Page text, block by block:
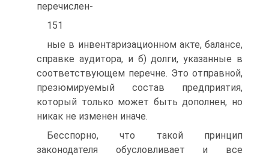
перечислен-
151
ные в инвентаризационном акте, балансе,
справке аудитора, и б) долги, указанные в
соответствующем перечне. Это отправной,
презюмируемый состав предприятия,
который только может быть дополнен, но
никак не изменен иначе.
Бесспорно, что такой принцип
законодателя обусловливает и все